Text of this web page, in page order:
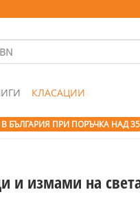
КЛАСАЦИИ
БЪЛГАРИЯ ПРИ ПОРЪЧКА НАД
и измами на